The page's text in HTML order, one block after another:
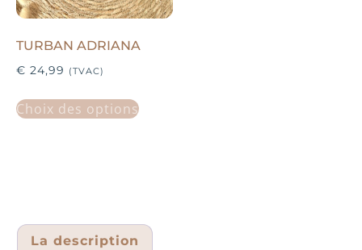
TURBAN ADRIANA
€ 24,99 (TVAC)
Choix des options
La description